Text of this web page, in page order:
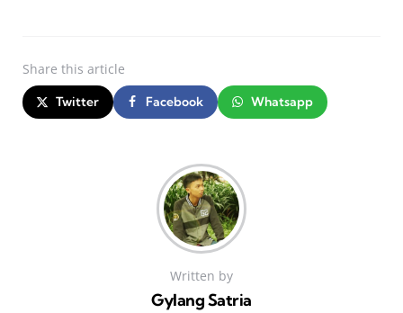
Share this article
Twitter Facebook Whatsapp
Written by
Gylang Satria